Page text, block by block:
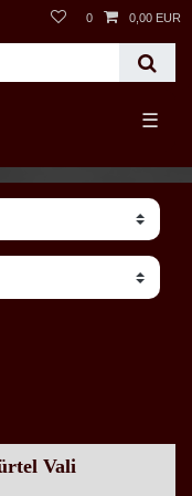
0 0,00 EUR
☰
Vali